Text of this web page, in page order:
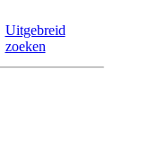
Uitgebreid
zoeken